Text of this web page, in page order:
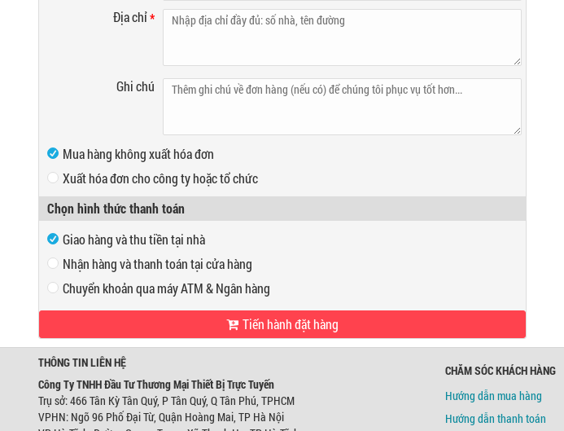
Địa chỉ*
Ghi chú
Mua hàng không xuất hóa đơn
Xuất hóa đơn cho công ty hoặc tổ chức
Mã số thuế
Địa chỉ
Chọn hình thức thanh toán
Giao hàng và thu tiền tại nhà
Nhận hàng và thanh toán tại cửa hàng
VP Hồ Chí Minh:
466 Tân Kỳ Tân Quý, P Tân Quý, Q Tân Phú, TPHCM
Điện thoại:0947280467
VP Hà Nội:
Địa chỉ: Ngõ 96 Phố Đại Từ, Quận Hoàng Mai, TP Hà Nội
Điện thoại:0944746879
Chuyển khoản qua máy ATM & Ngân hàng
Ngân hàng Ngoại thương Việt Nam
Chi nhánh:Chi nhánh Hùng Vương
Ngân hàng Ngoại thương Việt Nam
Chi nhánh:Chi nhánh Hùng Vương
Tiến hành đặt hàng
THÔNG TIN LIÊN HỆ
Công Ty TNHH Đầu Tư Thương Mại Thiết Bị Trực Tuyến
Trụ sở: 466 Tân Kỳ Tân Quý, P Tân Quý, Q Tân Phú, TPHCM
VPHN: Ngõ 96 Phố Đại Từ, Quận Hoàng Mai, TP Hà Nội
CHĂM SÓC KHÁCH HÀNG
Hướng dẫn mua hàng
Hướng dẫn thanh toán